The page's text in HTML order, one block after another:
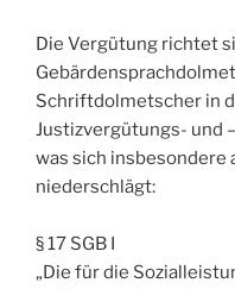
Die Vergütung richtet
Schriftdolmetscher in
Justizvergütungs- und
was sich insbesondere
niederschlägt:
§ 17 SGB I
„Die für die